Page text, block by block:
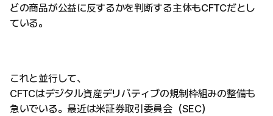
どの商品が公益に反するかを判断する主体もCFTCだとし
ている。
これと並行して、
CFTCはデジタル資産デリバティブの規制枠組みの整備も
急いでいる。最近は米証券取引委員会（SEC）